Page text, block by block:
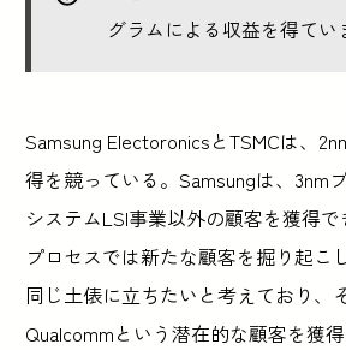
グラムによる収益を得てい
Samsung ElectoronicsとTSMCは、
得を競っている。Samsungは、3nm
システムLSI事業以外の顧客を獲得
プロセスでは新たな顧客を掘り起こ
同じ土俵に立ちたいと考えており、
Qualcommという潜在的な顧客を獲